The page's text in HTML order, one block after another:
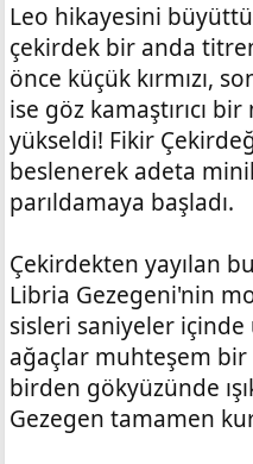
Leo hikayesini
çekirdek bir anda
önce küçük kırmızı,
ise göz kamaştırıcı bir
yükseldi! Fikir
beslenerek adeta
parıldamaya başladı.
Çekirdekten yayılan
Libria Gezegeni'nin
sisleri saniyeler
ağaçlar muhteşem bir
birden gökyüzünde
Gezegen tamamen